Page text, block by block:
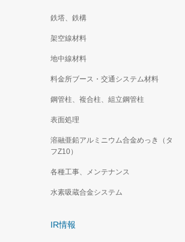
鉄塔、鉄構
架空線材料
地中線材料
料金所ブース・交通システム材料
鋼管柱、複合柱、組立鋼管柱
表面処理
溶融亜鉛アルミニウム合金めっき（タ
フZ10）
各種工事、メンテナンス
水素吸蔵合金システム
IR情報